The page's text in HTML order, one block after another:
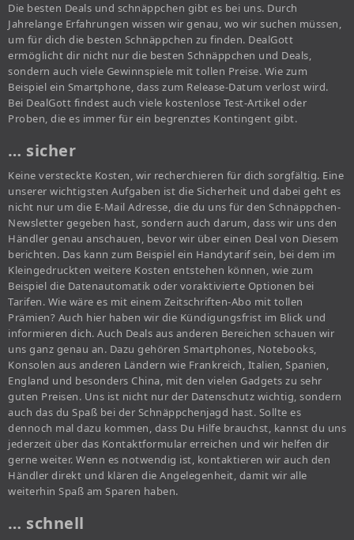
Die besten Deals und schnäppchen gibt es bei uns. Durch
Jahrelange Erfahrungen wissen wir genau, wo wir suchen müssen,
um für dich die besten Schnäppchen zu finden. DealGott
ermöglicht dir nicht nur die besten Schnäppchen und Deals,
sondern auch viele Gewinnspiele mit tollen Preise. Wie zum
Beispiel ein Smartphone, dass zum Release-Datum verlost wird.
Bei DealGott findest auch viele kostenlose Test-Artikel oder
Proben, die es immer für ein begrenztes Kontingent gibt.
… sicher
Keine versteckte Kosten, wir recherchieren für dich sorgfältig. Eine
unserer wichtigsten Aufgaben ist die Sicherheit und dabei geht es
nicht nur um die E-Mail Adresse, die du uns für den Schnäppchen-
Newsletter gegeben hast, sondern auch darum, dass wir uns den
Händler genau anschauen, bevor wir über einen Deal von Diesem
berichten. Das kann zum Beispiel ein Handytarif sein, bei dem im
Kleingedruckten weitere Kosten entstehen können, wie zum
Beispiel die Datenautomatik oder voraktivierte Optionen bei
Tarifen. Wie wäre es mit einem Zeitschriften-Abo mit tollen
Prämien? Auch hier haben wir die Kündigungsfrist im Blick und
informieren dich. Auch Deals aus anderen Bereichen schauen wir
uns ganz genau an. Dazu gehören Smartphones, Notebooks,
Konsolen aus anderen Ländern wie Frankreich, Italien, Spanien,
England und besonders China, mit den vielen Gadgets zu sehr
guten Preisen. Uns ist nicht nur der Datenschutz wichtig, sondern
auch das du Spaß bei der Schnäppchenjagd hast. Sollte es
dennoch mal dazu kommen, dass Du Hilfe brauchst, kannst du uns
jederzeit über das Kontaktformular erreichen und wir helfen dir
gerne weiter. Wenn es notwendig ist, kontaktieren wir auch den
Händler direkt und klären die Angelegenheit, damit wir alle
weiterhin Spaß am Sparen haben.
… schnell